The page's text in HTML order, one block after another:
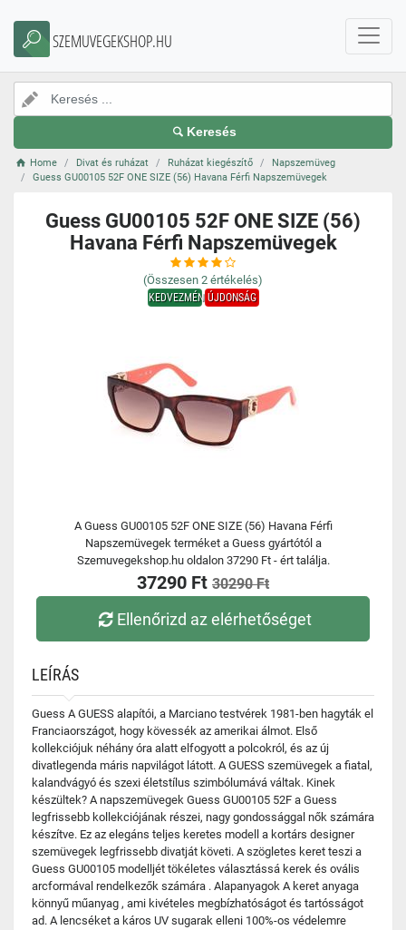
SZEMUVEGEKSHOP.HU
Keresés
Home Divat és ruházat Ruházat kiegészítő
Napszemüveg
Guess GU00105 52F ONE SIZE (56) Havana Férfi Napszemüvegek
Guess GU00105 52F ONE SIZE (56)
Havana Férfi Napszemüvegek
(Összesen 2 értékelés)
KEDVEZMÉNYÚJDONSÁG
A Guess GU00105 52F ONE SIZE (56) Havana Férfi
Napszemüvegek terméket a Guess gyártótól a
Szemuvegekshop.hu oldalon 37290 Ft - ért találja.
37290 Ft 30290 Ft
Ellenőrizd az elérhetőséget
LEÍRÁS
Guess A GUESS alapítói, a Marciano testvérek 1981-ben hagyták el
Franciaországot, hogy kövessék az amerikai álmot. Első
kollekciójuk néhány óra alatt elfogyott a polcokról, és az új
divatlegenda máris napvilágot látott. A GUESS szemüvegek a fiatal,
kalandvágyó és szexi életstílus szimbólumává váltak. Kinek
készültek? A napszemüvegek Guess GU00105 52F a Guess
legfrissebb kollekciójának részei, nagy gondossággal nők számára
készítve. Ez az elegáns teljes keretes modell a kortárs designer
szemüvegek legfrissebb divatját követi. A szögletes keret teszi a
Guess GU00105 modelljét tökéletes választássá kerek és ovális
arcformával rendelkezők számára . Alapanyagok A keret anyaga
könnyű műanyag , ami kivételes megbízhatóságot és tartósságot
ad. A lencséket a káros UV sugarak elleni 100%-os védelemre